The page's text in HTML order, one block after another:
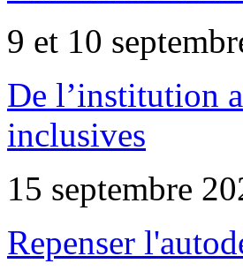
9 et 10
De l’institution
inclusives
15 septembre
Repenser